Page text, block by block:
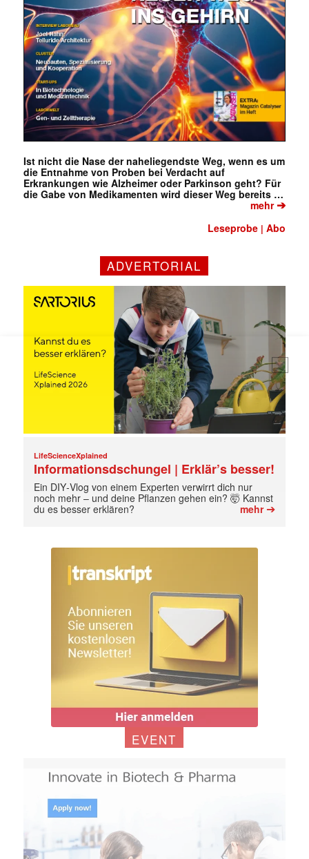
Mit dem |transkript-Newsletter
jede Woche aktuell informiert.
E-
Ist nicht die Nase der naheliegendste Weg, wenn es um
die Entnahme von Proben bei Verdacht auf
Erkrankungen wie Alzheimer oder Parkinson geht? Für
die Gabe von Medikamenten wird dieser Weg bereits …
mehr➔
Leseprobe |Abo
ADVERTORIAL
LifeScienceXplained
Informationsdschungel | Erklär’s besser!
Ein DIY‑Vlog von einem Experten verwirrt dich nur
noch mehr – und deine Pflanzen gehen ein? 🤯 Kannst
du es besser erklären?
mehr➔
EVENT